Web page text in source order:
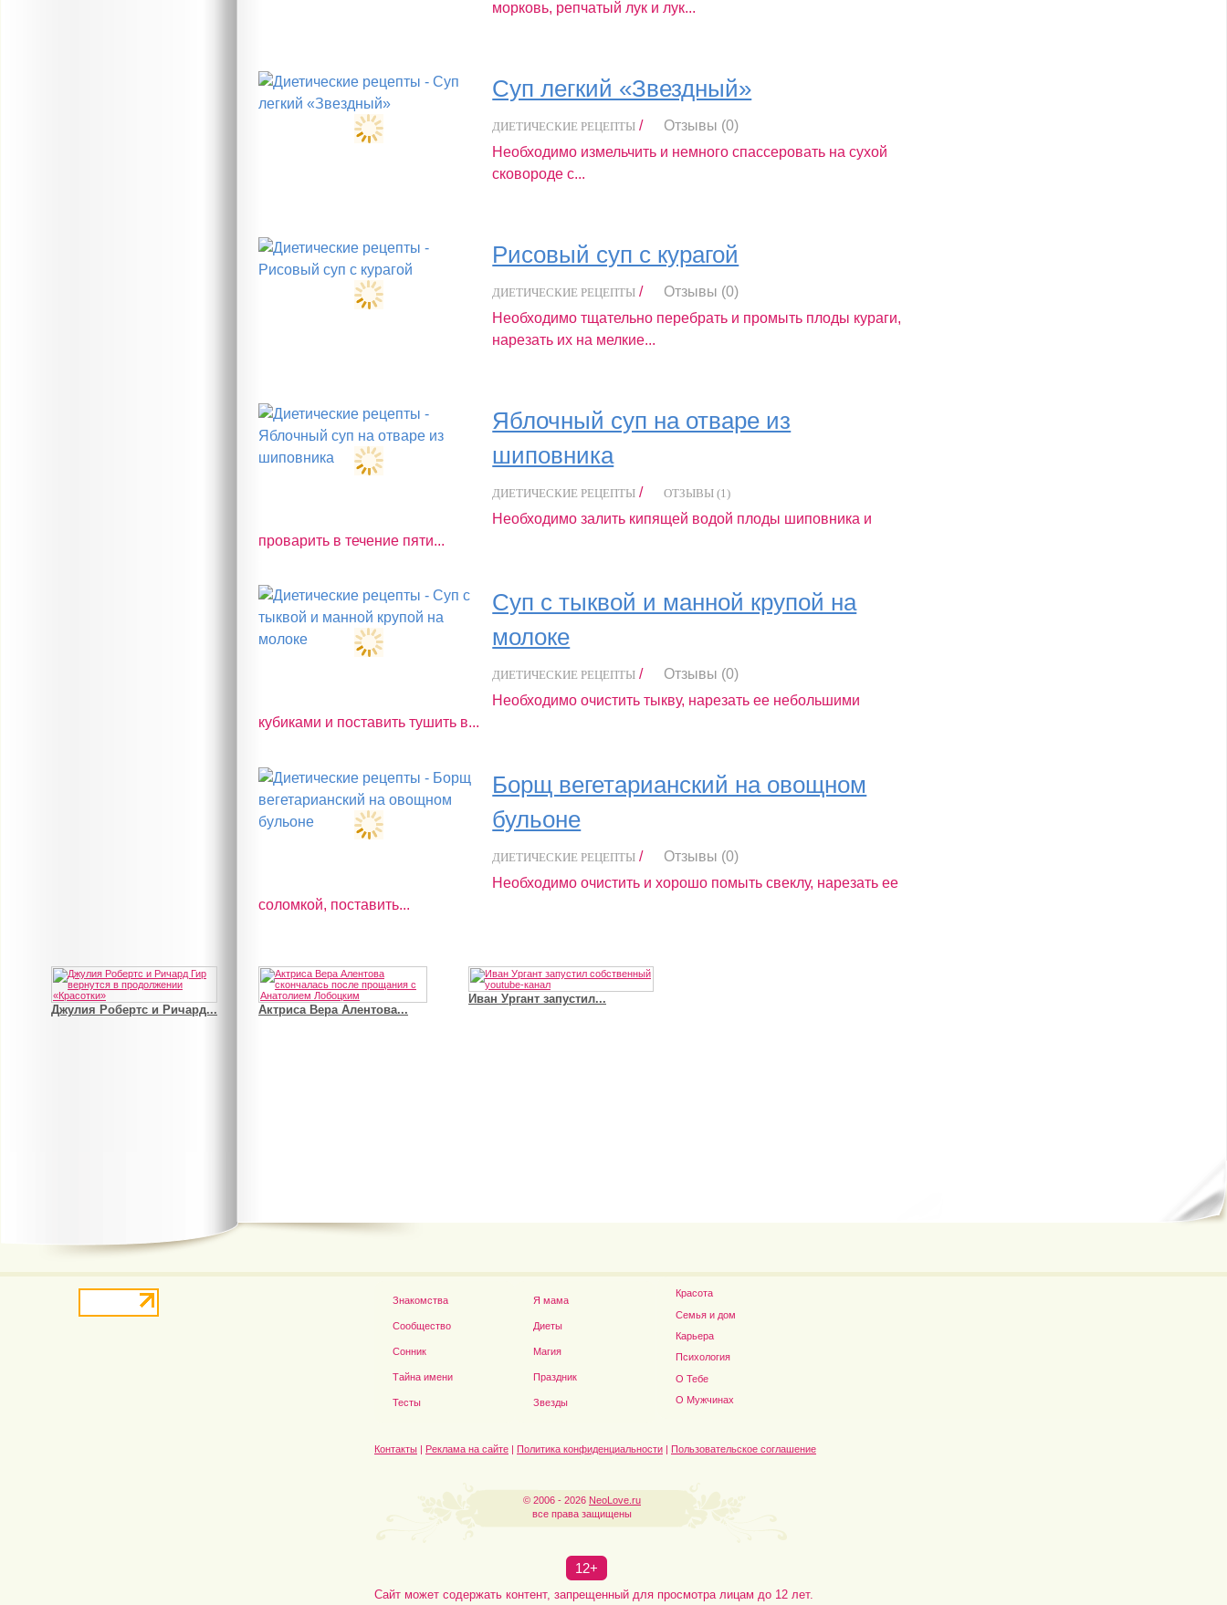
морковь, репчатый лук и лук...
Суп легкий «Звездный»
ДИЕТИЧЕСКИЕ РЕЦЕПТЫ /
Отзывы (0)
Необходимо измельчить и немного спассеровать на сухой
сковороде c...
Рисовый суп с курагой
ДИЕТИЧЕСКИЕ РЕЦЕПТЫ /
Отзывы (0)
Необходимо тщательно перебрать и промыть плоды кураги,
нарезать их на мелкие...
Яблочный суп на отваре из
шиповника
ДИЕТИЧЕСКИЕ РЕЦЕПТЫ / ОТЗЫВЫ (1)
Необходимо залить кипящей водой плоды шиповника и
проварить в течение пяти...
Суп с тыквой и манной крупой на
молоке
ДИЕТИЧЕСКИЕ РЕЦЕПТЫ /
Отзывы (0)
Необходимо очистить тыкву, нарезать ее небольшими
кубиками и поставить тушить в...
Борщ вегетарианский на овощном
бульоне
ДИЕТИЧЕСКИЕ РЕЦЕПТЫ /
Отзывы (0)
Необходимо очистить и хорошо помыть свеклу, нарезать ее
соломкой, поставить...
Джулия Робертс и Ричард... Актриса Вера Алентова...
Иван Ургант запустил...
Дэниел Рэдклифф...
Знакомства
Сообщество
Сонник
Тайна имени
Тесты
Я мама
Диеты
Магия
Праздник
Звезды
Красота
Семья и дом
Карьера
Психология
О Тебе
О Мужчинах
Контакты | Реклама на сайте | Политика конфиденциальности | Пользовательское соглашение
© 2006 - 2026 NeoLove.ru
все права защищены
12+
Сайт может содержать контент, запрещенный для просмотра лицам до 12 лет.